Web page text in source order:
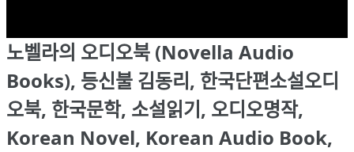
노벨라의 오디오북 (Novella Audio
Books), 등신불 김동리, 한국단편소설오디
오북, 한국문학, 소설읽기, 오디오명작,
Korean Novel, Korean Audio Book,